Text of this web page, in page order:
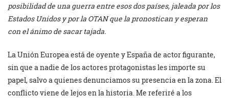
posibilidad de una guerra entre esos dos países, jaleada por los
Estados Unidos y por la OTAN que la pronostican y esperan
con el ánimo de sacar tajada.
La Unión Europea está de oyente y España de actor figurante,
sin que a nadie de los actores protagonistas les importe su
papel, salvo a quienes denunciamos su presencia en la zona. El
conflicto viene de lejos en la historia. Me referiré a los